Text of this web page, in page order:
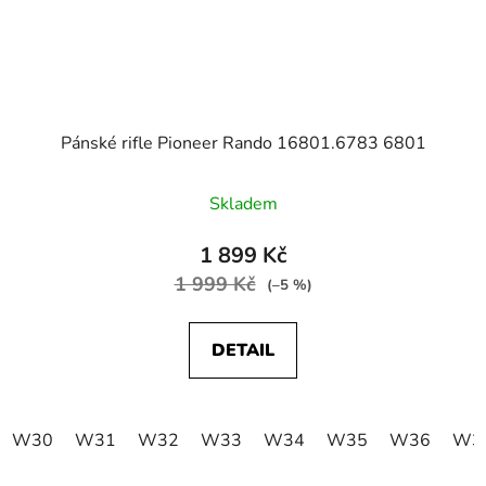
Pánské rifle Pioneer Rando 16801.6783 6801
Skladem
1 899 Kč
1 999 Kč (–5 %)
DETAIL
W30 W31 W32 W33 W34 W35 W36